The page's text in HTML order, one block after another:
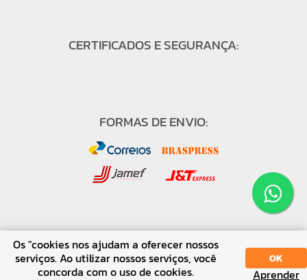
CERTIFICADOS E SEGURANÇA:
FORMAS DE ENVIO:
FORMAS DE PAGAMENTO:
SORT DISPLAY
Os "cookies nos ajudam a oferecer nossos
serviços. Ao utilizar nossos serviços, você
concorda com o uso de cookies.
OK
Aprender